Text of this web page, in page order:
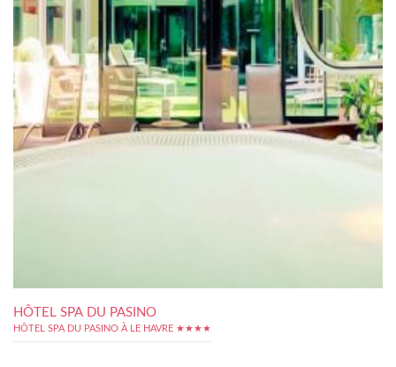
HÔTEL SPA DU PASINO
HÔTEL SPA DU PASINO À LE HAVRE ★★★★